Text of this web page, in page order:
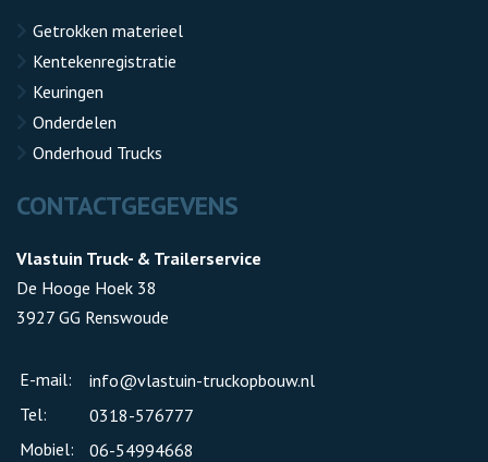
Getrokken materieel
Kentekenregistratie
Keuringen
Onderdelen
Onderhoud Trucks
CONTACTGEGEVENS
Vlastuin Truck- & Trailerservice
De Hooge Hoek 38
3927 GG Renswoude
E-mail:
info@vlastuin-truckopbouw.nl
Tel:
0318-576777
Mobiel:
06-54994668